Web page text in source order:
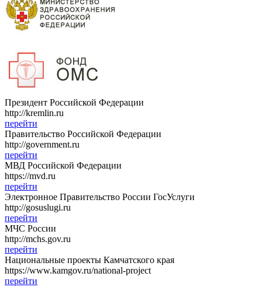
Президент Российской Федерации
http://kremlin.ru
перейти
Правительство Российской Федерации
http://government.ru
перейти
МВД Российской Федерации
https://mvd.ru
перейти
Электронное Правительство России ГосУслуги
http://gosuslugi.ru
перейти
МЧС России
http://mchs.gov.ru
перейти
Национальные проекты Камчатского края
https://www.kamgov.ru/national-project
перейти